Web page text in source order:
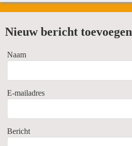
SODASTREAM
WATER
MELKPRODUCTEN
BUBBELS
Nieuw bericht toevoegen
Naam
E-mailadres
Bericht